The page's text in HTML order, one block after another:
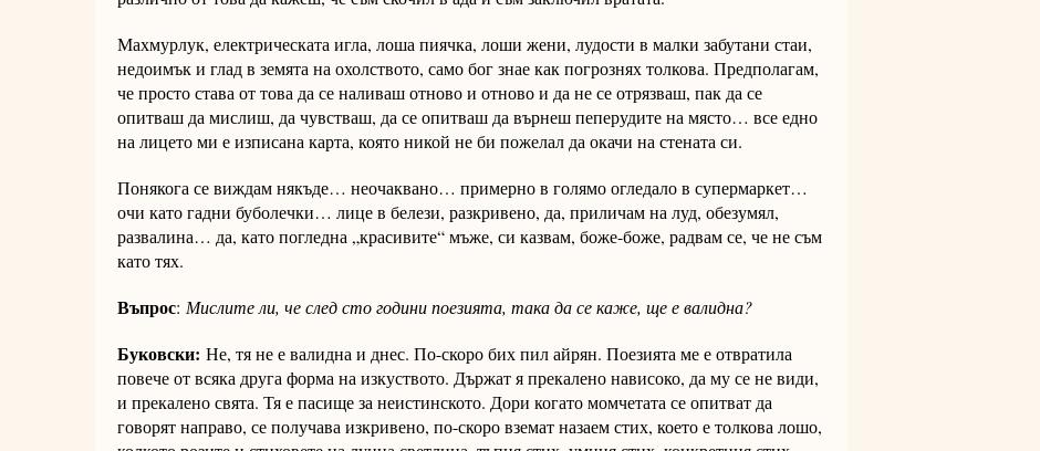
Махмурлук, електрическата игла, лоша пиячка, лоши жени, лудости в малки забутани стаи,
недоимък и глад в земята на охолството, само бог знае как погрознях толкова. Предполагам,
че просто става от това да се наливаш отново и отново и да не се отрязваш, пак да се
опитваш да мислиш, да чувстваш, да се опитваш да върнеш пеперудите на място… все едно
на лицето ми е изписана карта, която никой не би пожелал да окачи на стената си.
Понякога се виждам някъде… неочаквано… примерно в голямо огледало в супермаркет…
очи като гадни буболечки… лице в белези, разкривено, да, приличам на луд, обезумял,
развалина… да, като погледна „красивите“ мъже, си казвам, боже-боже, радвам се, че не съм
като тях.
Въпрос: Мислите ли, че след сто години поезията, така да се каже, ще е валидна?
Буковски: Не, тя не е валидна и днес. По-скоро бих пил айрян. Поезията ме е отвратила
повече от всяка друга форма на изкуството. Държат я прекалено нависоко, да му се не види,
и прекалено свята. Тя е пасище за неистинското. Дори когато момчетата се опитват да
говорят направо, се получава изкривено, по-скоро вземат назаем стих, което е толкова лошо,